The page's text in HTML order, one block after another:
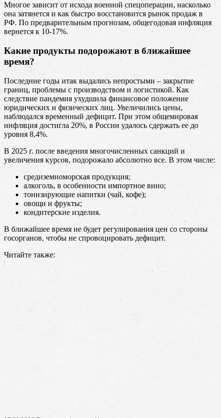
Многое зависит от исхода военной спецоперации, насколько
она затянется и как быстро восстановится рынок продаж в
РФ. По предварительным прогнозам, общегодовая инфляция
вернется к 10-17%.
Какие продукты подорожают в ближайшее
время?
Последние годы итак выдались непростыми – закрытие
границ, проблемы с производством и логистикой. Как
следствие пандемия ухудшила финансовое положение
юридических и физических лиц. Увеличились цены,
наблюдался временный дефицит. При этом общемировая
инфляция достигла 20%, в России удалось сдержать ее до
уровня 8,4%.
В 2025 г. после введения многочисленных санкций и
увеличения курсов, подорожало абсолютно все. В этом числе:
средиземноморская продукция;
алкоголь, в особенности импортное вино;
тонизирующие напитки (чай, кофе);
овощи и фрукты;
кондитерские изделия.
В ближайшее время не будет регулирования цен со стороны
госорганов, чтобы не спровоцировать дефицит.
Читайте также: